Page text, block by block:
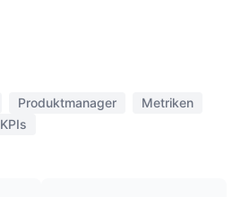
Produktmanager
Metriken
KPIs